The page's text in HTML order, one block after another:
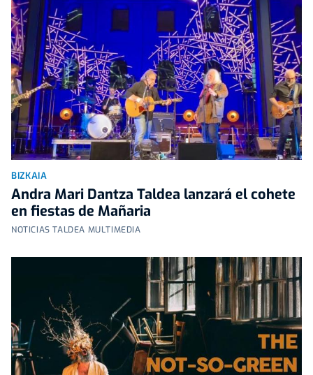
BIZKAIA
Andra Mari Dantza Taldea lanzará el cohete
en fiestas de Mañaria
NOTICIAS TALDEA MULTIMEDIA